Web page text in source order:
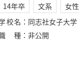
14年卒 文系
女性
校名 ： 同志社女子大学
種 ： 非公開